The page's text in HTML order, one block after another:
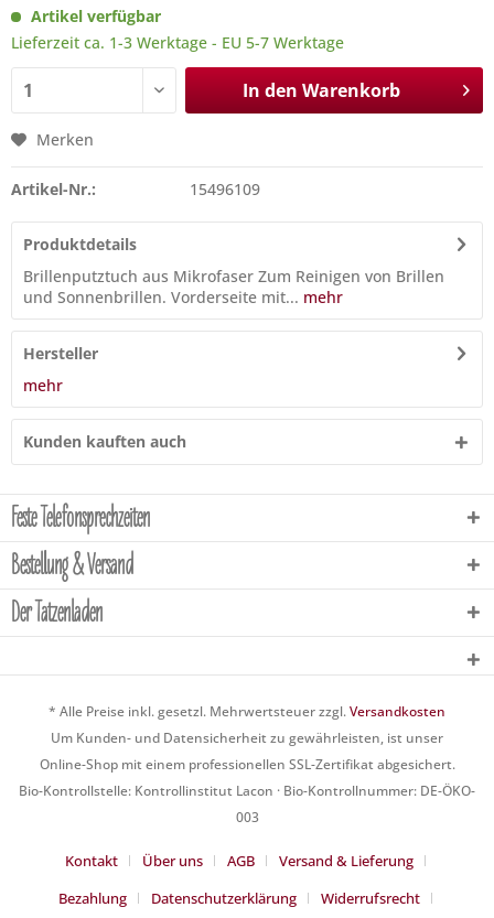
Artikel verfügbar
Lieferzeit ca. 1-3 Werktage - EU 5-7 Werktage
In den Warenkorb
Merken
Artikel-Nr.: 15496109
Produktdetails
Brillenputztuch aus Mikrofaser Zum Reinigen von Brillen
und Sonnenbrillen. Vorderseite mit... mehr
Hersteller
mehr
Kunden kauften auch
Feste Telefonsprechzeiten
Bestellung & Versand
Der Tatzenladen
* Alle Preise inkl. gesetzl. Mehrwertsteuer zzgl.Versandkosten
Um Kunden- und Datensicherheit zu gewährleisten, ist unser
Online-Shop mit einem professionellen SSL-Zertifikat abgesichert.
Bio-Kontrollstelle: Kontrollinstitut Lacon · Bio-Kontrollnummer: DE-ÖKO-
003
Kontakt Über uns AGB
Versand & Lieferung
Bezahlung
Datenschutzerklärung Widerrufsrecht